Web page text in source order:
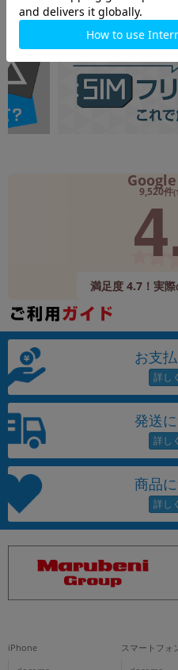
Google
9,520件
満足度 4.7！実
お支
発送
商品
iPhone スマートフォ